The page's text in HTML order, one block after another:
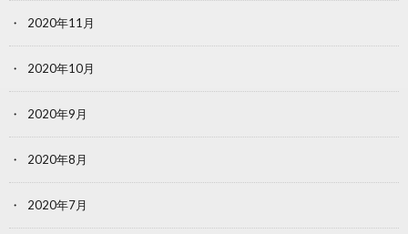
2020年11月
2020年10月
2020年9月
2020年8月
2020年7月